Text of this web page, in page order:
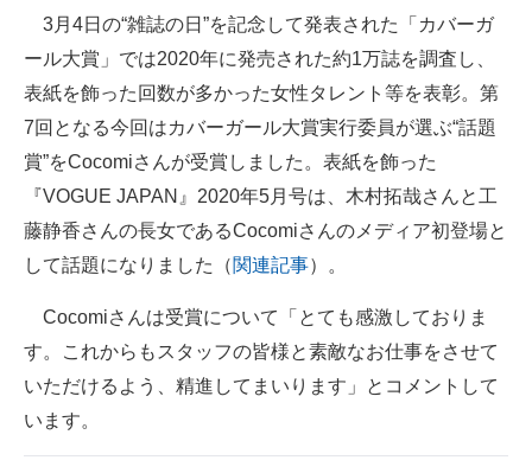
企業向けIT製品の総合サイト
製造業のIT導入・活用を支援
エレクトロニクス専門サイト
建設×テクノロジーの最前線
ちょっと気になるネットの話題
3月4日の“雑誌の日”を記念して発表された「カバーガ
ール大賞」では2020年に発売された約1万誌を調査し、
表紙を飾った回数が多かった女性タレント等を表彰。第
7回となる今回はカバーガール大賞実行委員が選ぶ“話題
賞”をCocomiさんが受賞しました。表紙を飾った
『VOGUE JAPAN』2020年5月号は、木村拓哉さんと工
藤静香さんの長女であるCocomiさんのメディア初登場と
して話題になりました（関連記事）。
Cocomiさんは受賞について「とても感激しておりま
す。これからもスタッフの皆様と素敵なお仕事をさせて
いただけるよう、精進してまいります」とコメントして
います。